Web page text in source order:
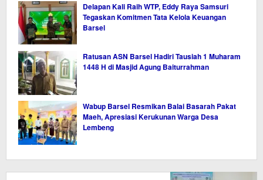
Delapan Kali Raih WTP, Eddy Raya Samsuri
Tegaskan Komitmen Tata Kelola Keuangan
Barsel
Ratusan ASN Barsel Hadiri Tausiah 1 Muharam
1448 H di Masjid Agung Baiturrahman
Wabup Barsel Resmikan Balai Basarah Pakat
Maeh, Apresiasi Kerukunan Warga Desa
Lembeng